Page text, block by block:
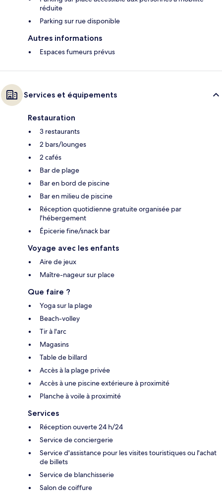
réduite
Parking sur rue disponible
Autres informations
Espaces fumeurs prévus
Services et équipements
Restauration
3 restaurants
2 bars/lounges
2 cafés
Bar de plage
Bar en bord de piscine
Bar en milieu de piscine
Réception quotidienne gratuite organisée par
l'hébergement
Épicerie fine/snack bar
Voyage avec les enfants
Aire de jeux
Maître-nageur sur place
Que faire ?
Yoga sur la plage
Beach-volley
Tir à l'arc
Magasins
Table de billard
Accès à la plage privée
Accès à une piscine extérieure à proximité
Planche à voile à proximité
Services
Réception ouverte 24 h/24
Service de conciergerie
Service d'assistance pour les visites touristiques ou l'achat
de billets
Service de blanchisserie
Salon de coiffure